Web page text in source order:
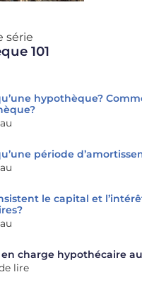
série
101
hypothèque?
période
le capital et
en charge hypothécaire
lire